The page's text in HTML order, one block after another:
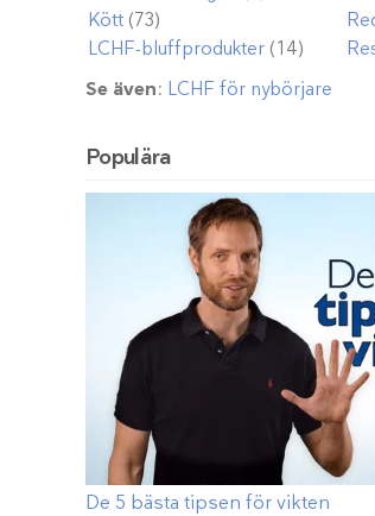
Kött (73)
LCHF-bluffprodukter (14)
Se även: LCHF för nybörjare
Populära
De 5 bästa tipsen för vikten